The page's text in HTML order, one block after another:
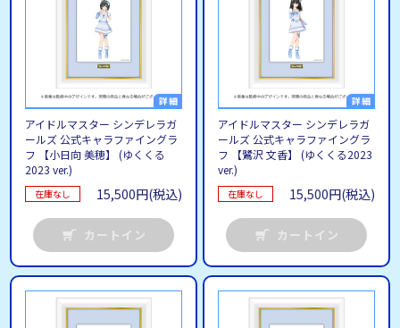
アイドルマスター シンデレラガ
ールズ 公式キャラファイングラ
フ 【小日向 美穂】 (ゆくくる
2023 ver.)
在庫なし 15,500円(税込)
カートイン
アイドルマスター シンデレラガ
ールズ 公式キャラファイングラ
フ 【鷺沢 文香】 (ゆくくる2023
ver.)
在庫なし 15,500円(税込)
カートイン